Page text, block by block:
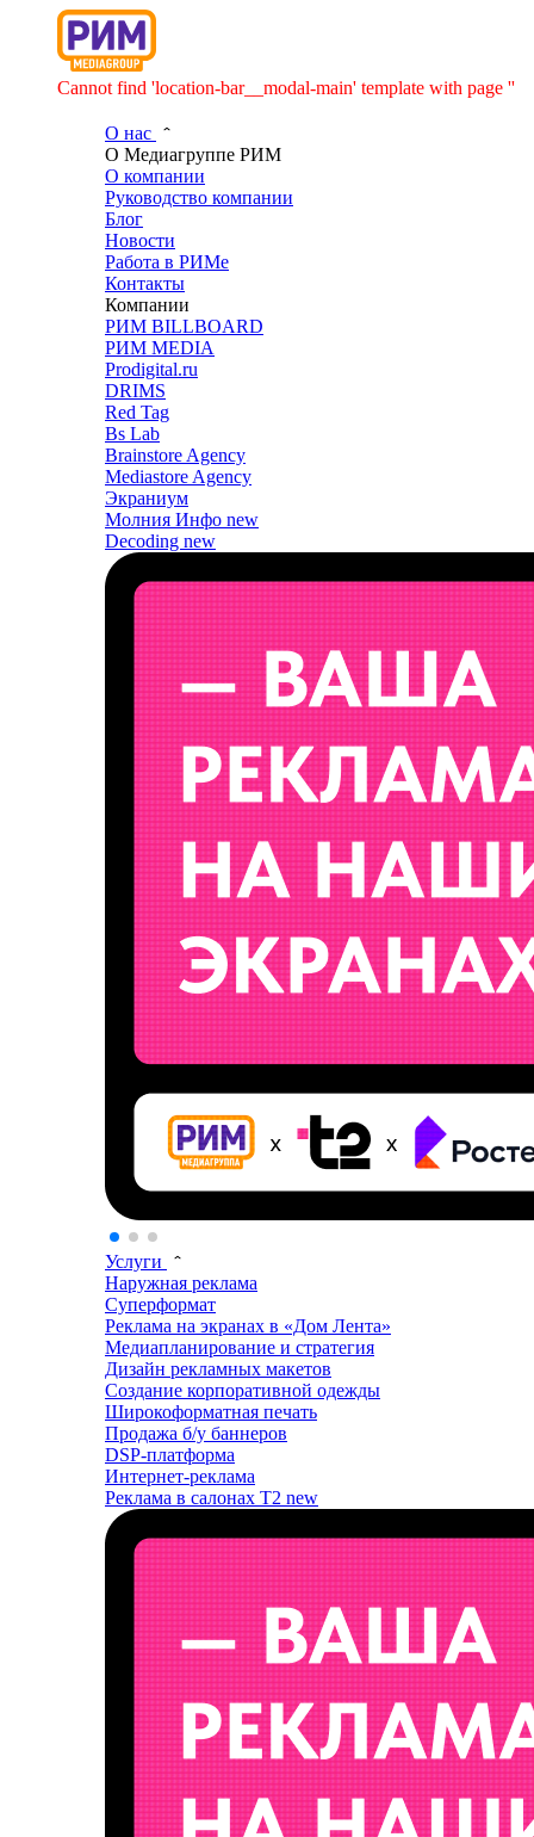
Cannot find 'location-bar__modal-main' template with page ''
О нас
О Медиагруппе РИМ
О компании
Руководство компании
Блог
Новости
Работа в РИМе
Контакты
Компании
РИМ BILLBOARD
РИМ MEDIA
Prodigital.ru
DRIMS
Red Tag
Bs Lab
Brainstore Agency
Mediastore Agency
Экраниум
Молния Инфо new
Decoding new
Услуги
Наружная реклама
Суперформат
Реклама на экранах в «Дом Лента»
Медиапланирование и стратегия
Дизайн рекламных макетов
Создание корпоративной одежды
Широкоформатная печать
Продажа б/у баннеров
DSP-платформа
Интернет-реклама
Реклама в салонах T2 new